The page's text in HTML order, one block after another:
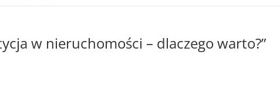
w nieruchomości – dlaczego warto?”